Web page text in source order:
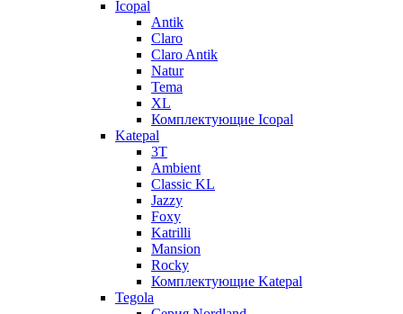
Icopal
Antik
Claro
Claro Antik
Natur
Tema
XL
Комплектующие Icopal
Katepal
3T
Ambient
Classic KL
Jazzy
Foxy
Katrilli
Mansion
Rocky
Комплектующие Katepal
Tegola